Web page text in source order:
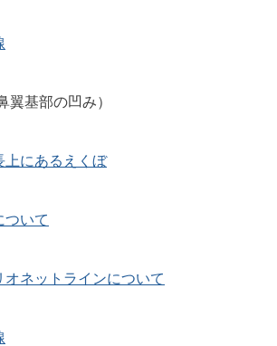
翼基部の凹み）
上にあるえくぼ
ついて
オネットラインについて